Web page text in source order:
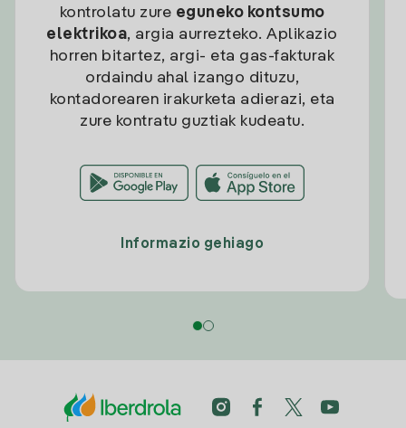
kontrolatu zure eguneko kontsumo
elektrikoa, argia aurrezteko. Aplikazio
horren bitartez, argi- eta gas-fakturak
ordaindu ahal izango dituzu,
kontadorearen irakurketa adierazi, eta
zure kontratu guztiak kudeatu.
Informazio gehiago